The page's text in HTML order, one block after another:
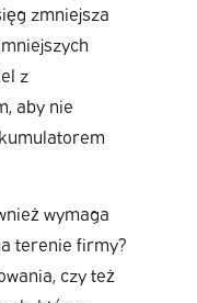
zmniejsza
z
aby nie
wymaga
terenie firmy?
czy też